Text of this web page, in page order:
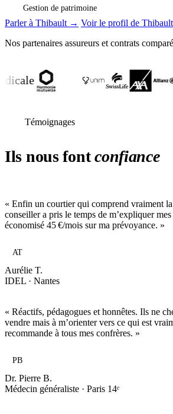
Gestion de patrimoine
Parler à Thibault → Voir le profil de Thibault
Nos partenaires assureurs et contrats
Témoignages
Ils nous fontconfiance
« Enfin un courtier qui comprend vraiment
conseiller a pris le temps de m’expliquer
économisé 45 €/mois sur ma prévoyance. »
AT
Aurélie T.
IDEL · Nantes
« Réactifs, pédagogues et honnêtes. Ils ne
vendre mais à m’orienter vers ce qui est
recommande à tous mes confrères. »
PB
Dr. Pierre B.
Médecin généraliste · Paris 14ᵉ